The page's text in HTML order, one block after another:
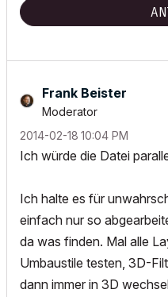
Frank Beister
Moderator
‎2014-02-18 10:04 PM
Ich würde die Datei
Ich halte es für
einfach nur so
da was finden. Mal alle
Umbaustile testen, 3D-
dann immer in 3D